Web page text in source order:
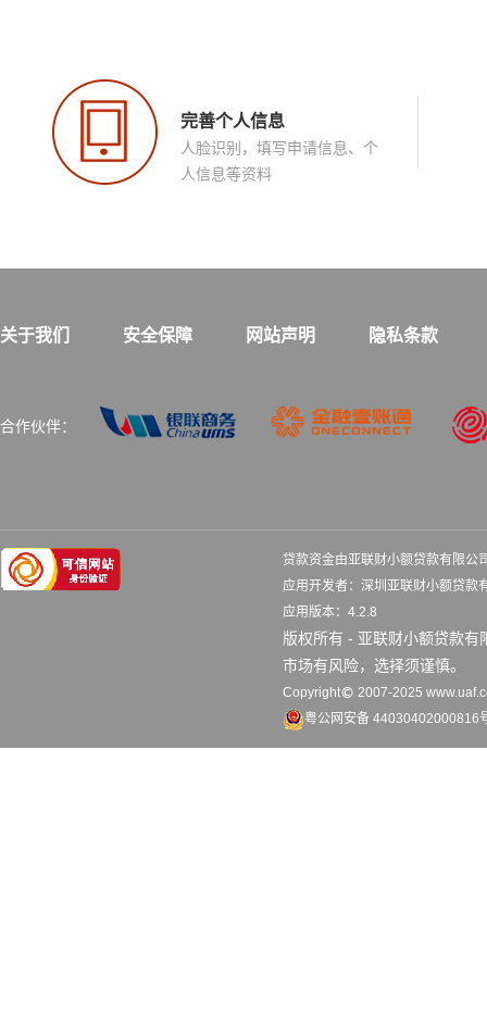
完善个人信息
人脸识别，填写申请信息、个
人信息等资料
关于我们 安全保障 网站声明 隐私条款
合作伙伴：
贷款资金由亚联财小额贷款有限公
应用开发者：深圳亚联财小
应用版本：4.2.8
版权所有 - 亚联财小额贷款
市场有风险，选择须谨慎。
Copyright
2007-2025
粤公网安备 44030402000816